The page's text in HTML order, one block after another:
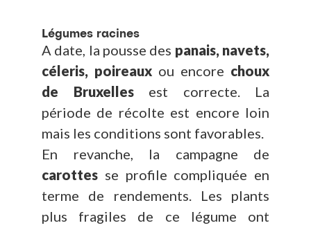
Légumes racines
A date, la pousse des panais, navets,
céleris, poireaux ou encore choux
de Bruxellesest correcte. La
période de récolte est encore loin
mais les conditions sont favorables.
En revanche, la campagne de
carottes se profile compliquée en
terme de rendements. Les plants
plus fragiles de ce légume ont